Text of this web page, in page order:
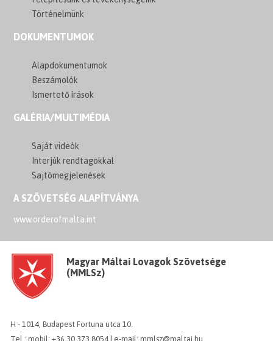
Történelmünk
DOKUMENTUMOK
Alapdokumentumok
Beszámolók
Ismertető írások
GALÉRIA/MULTIMÉDIA
Saját videók
Interjúk rendtagokkal
Sajtómegjelenések
A SZÖVETSÉG ALAPÍTVÁNYA
www.orderofmalta.int
Magyar Máltai Lovagok Szövetsége
(MMLSz)
H - 1014, Budapest Fortuna utca 10.
Tel.: mobil: +36 30 373 8054 | e-mail: mmlsz@maltai.hu